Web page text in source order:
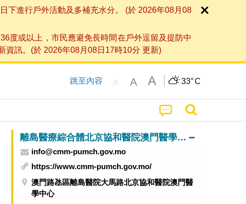
下進行戶外活動及多補充水分。 (於 2026年08月08
度或以上，市民應避免長時間在戶外逗留及提防中
資訊。(於 2026年08月08日17時10分 更新)
跳至內容 A A A 33°C
離島醫療綜合體北京協和醫院澳門醫學中心
info@cmm-pumch.gov.mo
https://www.cmm-pumch.gov.mo/
澳門路氹區離島醫院大馬路北京協和醫院澳門醫
學中心